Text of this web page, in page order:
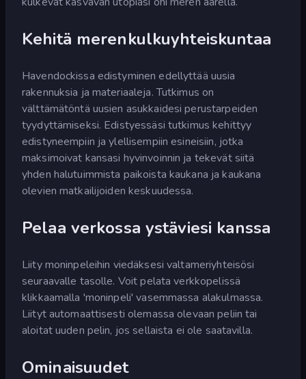
Kehitä merenkulkuyhteiskuntaa
Havendockissa edistyminen edellyttää uusia
rakennuksia ja materiaaleja. Tutkimus on
välttämätöntä uusien asukkaidesi perustarpeiden
tyydyttämiseksi. Edistyessäsi tutkimus kehittyy
edistyneempiin ja ylellisempiin esineisiin, jotka
maksimoivat kansasi hyvinvoinnin ja tekevät siitä
yhden halutuimmista paikoista kaukana ja kaukana
olevien matkailijoiden keskuudessa.
Pelaa verkossa ystäviesi kanssa
Liity moninpeleihin viedäksesi valtameriyhteisösi
seuraavalle tasolle. Voit pelata verkkopelissä
klikkaamalla 'moninpeli' vasemmassa alakulmassa.
Liityt automaattisesti olemassa olevaan peliin tai
aloitat uuden pelin, jos sellaista ei ole saatavilla.
Ominaisuudet